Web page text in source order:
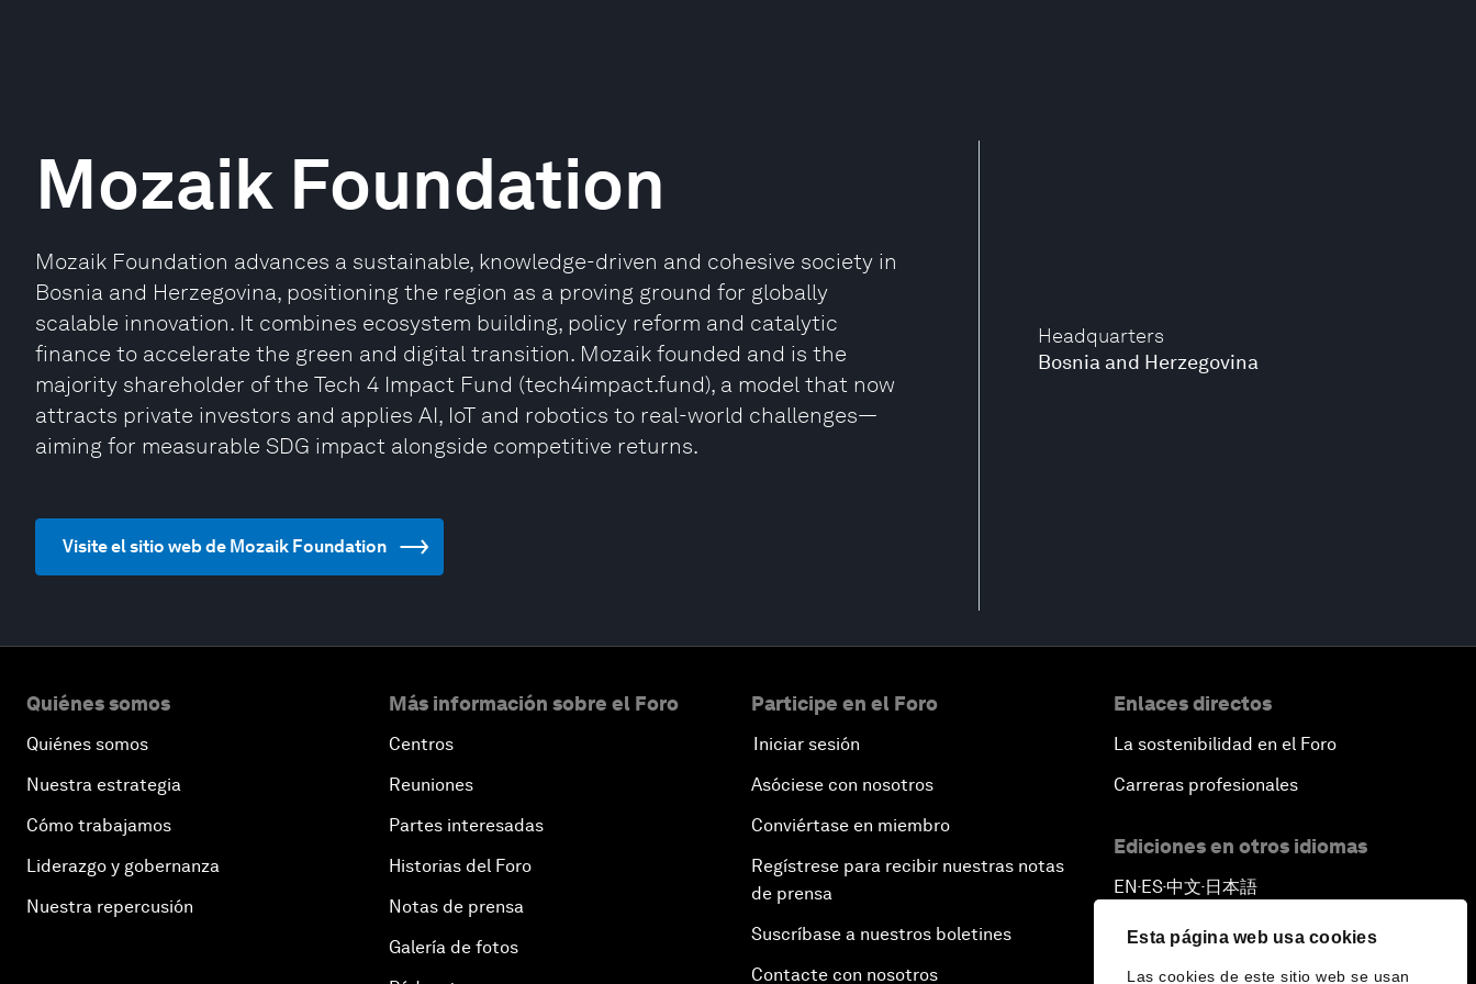
Esta página web usa cookies
Las cookies de este sitio web se usan
Headquarters
Bosnia and Herzegovina
Mozaik Foundation
Mozaik Foundation advances a sustainable, knowledge-driven and cohesive society in
Bosnia and Herzegovina, positioning the region as a proving ground for globally
scalable innovation. It combines ecosystem building, policy reform and catalytic
finance to accelerate the green and digital transition. Mozaik founded and is the
majority shareholder of the Tech 4 Impact Fund (tech4impact.fund), a model that now
attracts private investors and applies AI, IoT and robotics to real-world challenges—
aiming for measurable SDG impact alongside competitive returns.
Visite el sitio web de Mozaik Foundation
Quiénes somos
Quiénes somos
Nuestra estrategia
Cómo trabajamos
Liderazgo y gobernanza
Nuestra repercusión
Más información sobre el Foro
Centros
Reuniones
Partes interesadas
Historias del Foro
Notas de prensa
Galería de fotos
Participe en el Foro
Iniciar sesión
Asóciese con nosotros
Conviértase en miembro
Regístrese para recibir nuestras notas
de prensa
Suscríbase a nuestros boletines
Contacte con nosotros
Enlaces directos
La sostenibilidad en el Foro
Carreras profesionales
Ediciones en otros idiomas
EN ▪ES▪中文▪ 日本語